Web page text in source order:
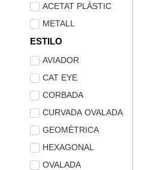
ACETAT PLÀSTIC
METALL
ESTILO
AVIADOR
CAT EYE
CORBADA
CURVADA OVALADA
GEOMÈTRICA
HEXAGONAL
OVALADA